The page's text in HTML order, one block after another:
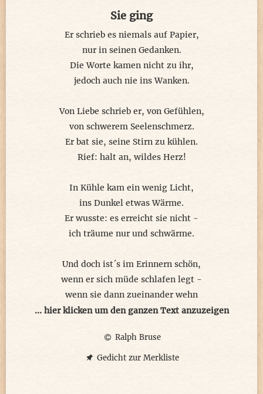
Die plötzlichen Wellen blinseln mir zu
Blauer Schimmer auf einer großen Woge
Zurückweichend in sanfte Ebbe lag sie nun
Von Muscheln und Sandburgen geborgen
Es konnte nur deine Flaschenpost sein!
Vorfreudig der Flasche den Koken raubend
Las ich, was da stand einzig allein
Hier meine Koordinaten nur für dich ...
Teil sie je durch die Quersumme deiner Nr.
Und mach mich zum größten Glückspinsel...
Manchmal wünscht man es sich so sehr
Nur sehr selten zählt man zur Glücklosquote
Deine Flasche war unser Glückspostbote
Sie ging
Er schrieb es niemals auf Papier,
nur in seinen Gedanken.
Die Worte kamen nicht zu ihr,
jedoch auch nie ins Wanken.
Von Liebe schrieb er, von Gefühlen,
von schwerem Seelenschmerz.
Er bat sie, seine Stirn zu kühlen.
Rief: halt an, wildes Herz!
In Kühle kam ein wenig Licht,
ins Dunkel etwas Wärme.
Er wusste: es erreicht sie nicht -
ich träume nur und schwärme.
Und doch ist´s im Erinnern schön,
wenn er sich müde schlafen legt -
wenn sie dann zueinander wehn
und alles, ringsum, sich bewegt.
...Im Traume nur - denn sie ist fort.
Sie ging vor Jahren schon.
... hier klicken um den ganzen Text anzuzeigen
Ralph Bruse
Gedicht zur Merkliste